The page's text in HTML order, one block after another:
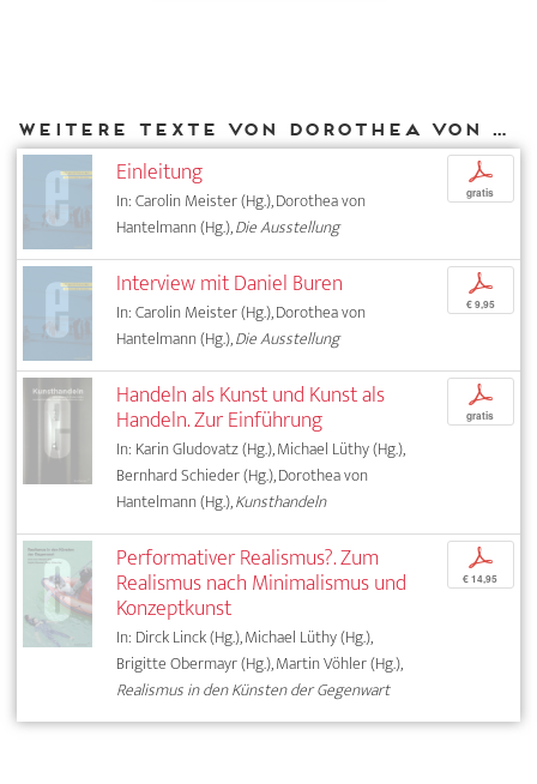
Weitere Texte von Dorothea von Hantelmann bei DIAPHANES
Einleitung
In: Carolin Meister (Hg.), Dorothea von
Hantelmann (Hg.),Die Ausstellung
p
gratis
Interview mit Daniel Buren
In: Carolin Meister (Hg.), Dorothea von
Hantelmann (Hg.),Die Ausstellung
p
€ 9,95
Handeln als Kunst und Kunst als
Handeln. Zur Einführung
In: Karin Gludovatz (Hg.), Michael Lüthy (Hg.),
Bernhard Schieder (Hg.), Dorothea von
Hantelmann (Hg.),Kunsthandeln
p
gratis
Performativer Realismus?. Zum
Realismus nach Minimalismus und
Konzeptkunst
In: Dirck Linck (Hg.), Michael Lüthy (Hg.),
Brigitte Obermayr (Hg.), Martin Vöhler (Hg.),
Realismus in den Künsten der Gegenwart
p
€ 14,95